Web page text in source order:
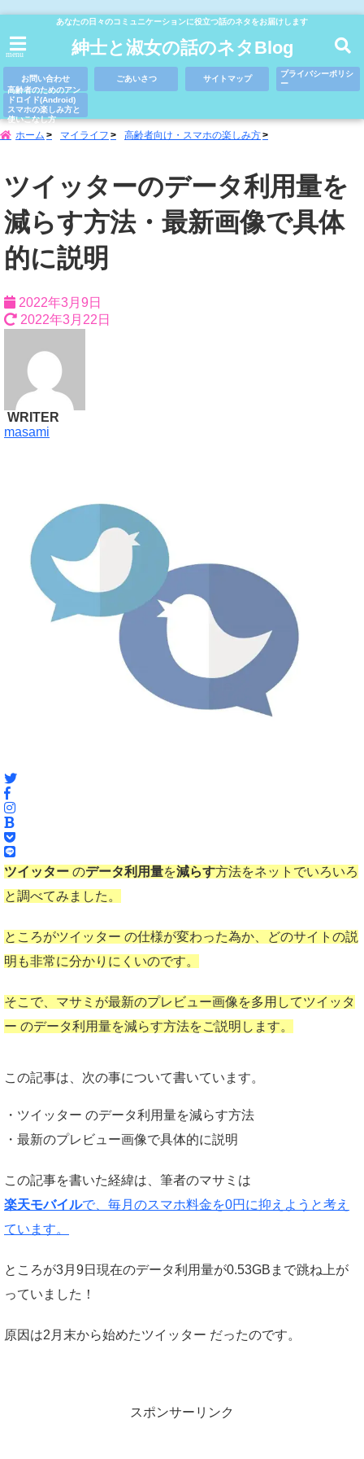
あなたの日々のコミュニケーションに役立つ話のネタをお届けします
menu 紳士と淑女の話のネタBlog
お問い合わせ ごあいさつ サイトマップ
プライバシーポリシ
ー
高齢者のためのアン
ドロイド(Android)
スマホの楽しみ方と
使いこなし方
ホーム マイライフ 高齢者向け・スマホの楽しみ方
ツイッターのデータ利用量を
減らす方法・最新画像で具体
的に説明
2022年3月9日
2022年3月22日
WRITER
masami
ツイッター のデータ利用量を減らす方法をネットでいろいろ
と調べてみました。
ところがツイッター の仕様が変わった為か、どのサイトの説
明も非常に分かりにくいのです。
そこで、マサミが最新のプレビュー画像を多用してツイッタ
ー のデータ利用量を減らす方法をご説明します。
この記事は、次の事について書いています。
・ツイッター のデータ利用量を減らす方法
・最新のプレビュー画像で具体的に説明
この記事を書いた経緯は、筆者のマサミは
楽天モバイルで、毎月のスマホ料金を0円に抑えようと考え
ています。
ところが3月9日現在のデータ利用量が0.53GBまで跳ね上が
っていました！
原因は2月末から始めたツイッター だったのです。
スポンサーリンク